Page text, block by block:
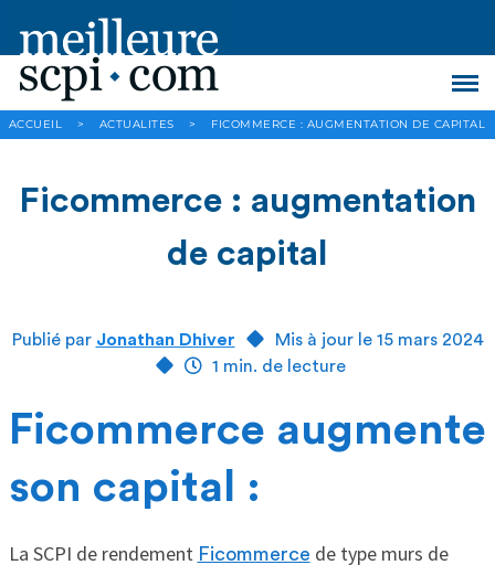
ACCUEIL > ACTUALITES > FICOMMERCE : AUGMENTATION DE CAPITAL
Ficommerce : augmentation
de capital
Publié par Jonathan Dhiver
Mis à jour le 15 mars 2024
1 min. de lecture
Ficommerce augmente
son capital :
La SCPI de rendement Ficommerce de type murs de